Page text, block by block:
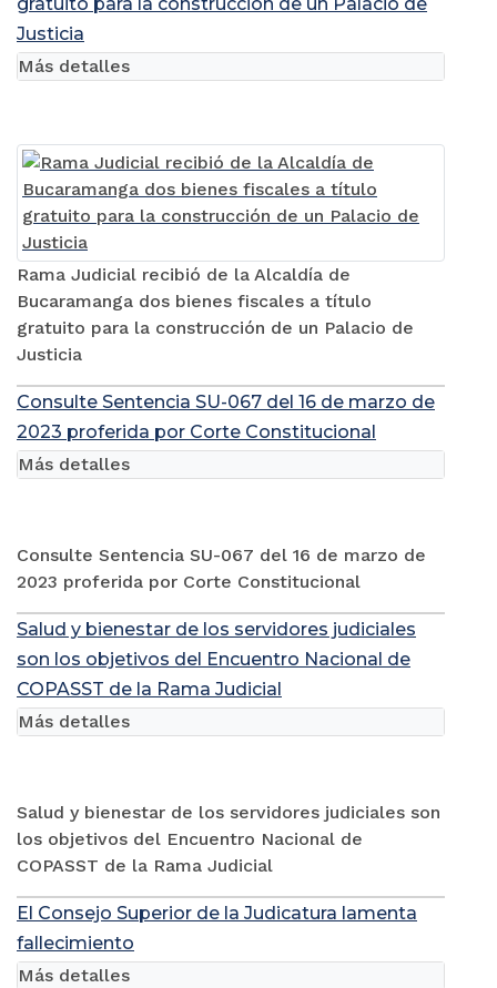
Justicia
Rama Judicial recibió de la Alcaldía de
Bucaramanga dos bienes fiscales a título
gratuito para la construcción de un Palacio de
Justicia
Más detalles
Consulte Sentencia SU-067 del 16 de marzo de
2023 proferida por Corte Constitucional
Consulte Sentencia SU-067 del 16 de marzo de
2023 proferida por Corte Constitucional
Más detalles
Salud y bienestar de los servidores judiciales
son los objetivos del Encuentro Nacional de
COPASST de la Rama Judicial
Salud y bienestar de los servidores judiciales son
los objetivos del Encuentro Nacional de
COPASST de la Rama Judicial
Más detalles
El Consejo Superior de la Judicatura lamenta
fallecimiento
Más detalles